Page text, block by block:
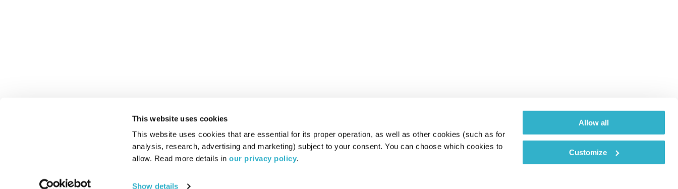
This website uses cookies
This website uses cookies that are essential for its proper operation, as well as other cookies (such as for
analysis, research, advertising and marketing) subject to your consent. You can choose which cookies to
allow. Read more details in our privacy policy.
Show details
Allow all
Customize